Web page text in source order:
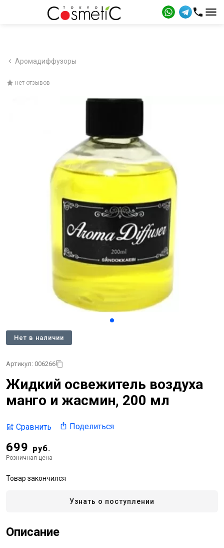
Аромадиффузоры
нет отзывов
Нет в наличии
Артикул: 006266
Жидкий освежитель воздуха
манго и жасмин, 200 мл
Сравнить Поделиться
699 руб.
Розничная цена
Товар закончился
Узнать о поступлении
Описание